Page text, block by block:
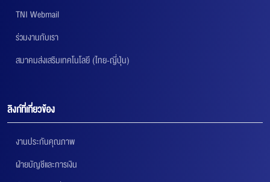
TNI Webmail
ร่วมงานกับเรา
สมาคมส่งเสริมเทคโนโลยี (ไทย-ญี่ปุ่น)
ลิงก์ที่เกี่ยวข้อง
งานประกันคุณภาพ
ฝ่ายบัญชีและการเงิน